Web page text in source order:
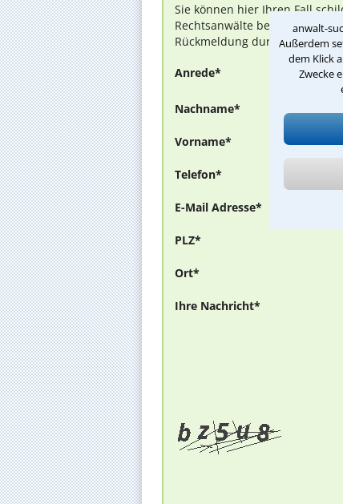
anwalt-
Außerdem
dem Klick
Zwecke
Sie können hier Ihren Fall
Rechtsanwälte bei Ihnen
Rückmeldung durch einen
Anrede*
Nachname*
Vorname*
Telefon*
E-Mail Adresse*
PLZ*
Ort*
Ihre Nachricht*